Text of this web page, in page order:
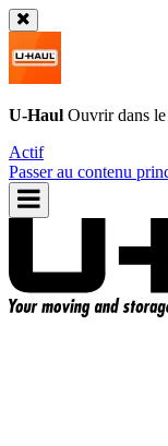
U-Haul Ouvrir dans le
Actif
Passer au contenu